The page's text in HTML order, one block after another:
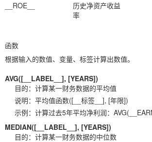
__ROE__
历史净资产收益
率
函数
根据输入的数值、变量、标签计算出数值。
AVG([__LABEL__], [YEARS])
目的： 计算某一财务数据的平均值
说明： 平均值函数([__标签__], [年限])
示例： 计算过去5年平均净利润：
MEDIAN([__LABEL__], [YEARS])
目的： 计算某一财务数据的中位数